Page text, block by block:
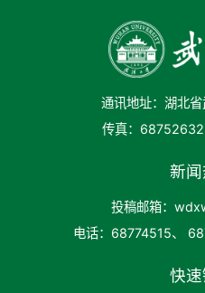
通讯地址：湖北
传真：68752632
新
投稿邮箱：
电话：68774515、
快